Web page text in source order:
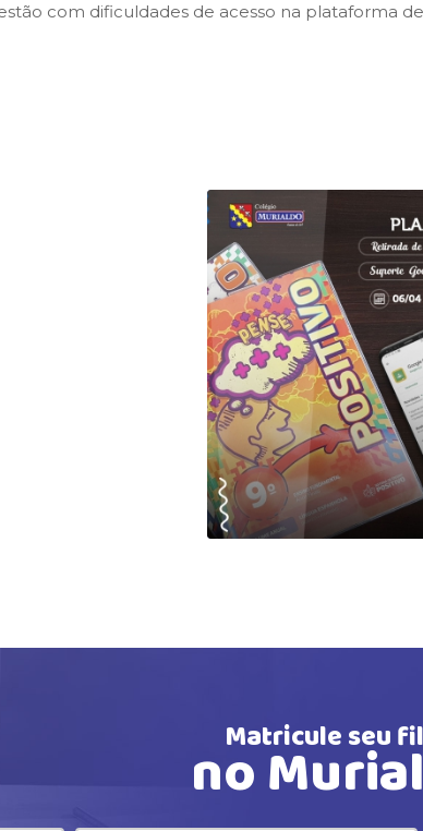
com dificuldades de acesso na plataforma
Matricule seu
no